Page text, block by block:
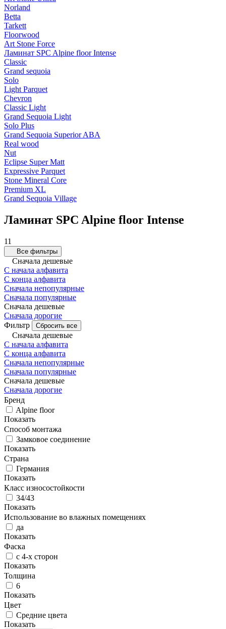
Norland
Betta
Tarkett
Floorwood
Art Stone Force
Ламинат SPC Alpine floor Intense
Classic
Grand sequoia
Solo
Light Parquet
Chevron
Classic Light
Grand Sequoia Light
Solo Plus
Grand Sequoia Superior ABA
Real wood
Nut
Eclipse Super Matt
Expressive Parquet
Stone Mineral Core
Premium XL
Grand Sequoia Village
Ламинат SPC Alpine floor Intense
11
Все фильтры
Сначала дешевые
С начала алфавита
С конца алфавита
Сначала непопулярные
Сначала популярные
Сначала дешевые
Сначала дорогие
Фильтр
Сбросить все
Сначала дешевые
С начала алфавита
С конца алфавита
Сначала непопулярные
Сначала популярные
Сначала дешевые
Сначала дорогие
Бренд
Alpine floor
Показать
Способ монтажа
Замковое соединение
Показать
Страна
Германия
Показать
Класс износостойкости
34/43
Показать
Использование во влажных помещениях
да
Показать
Фаска
с 4-х сторон
Показать
Толщина
6
Показать
Цвет
Средние цвета
Показать